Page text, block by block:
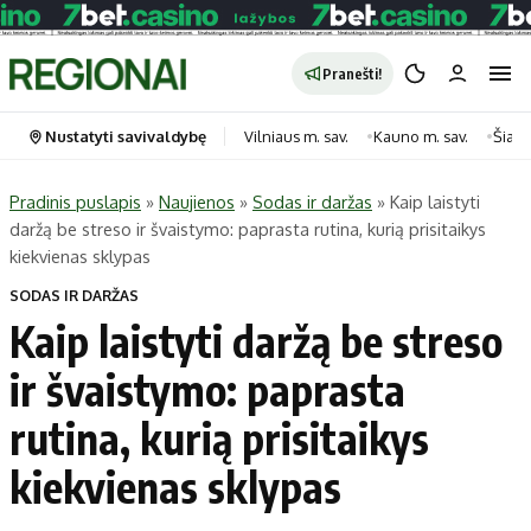
Pranešti!
Portalas
Naujausi
Regionai
Lietuva
Pasaulis
Politika
Kategorijos
Horoskopai
Laisvalaikis
Maistas
Sveikata
Technologijos
Nustatyti savivaldybę Vilniaus m. sav. Kauno m. sav.
Pradinis puslapis » Naujienos » Sodas ir daržas » Kaip laistyti
daržą be streso ir švaistymo: paprasta rutina, kurią prisitaikys
kiekvienas sklypas
SODAS IR DARŽAS
Kaip laistyti daržą be streso
ir švaistymo: paprasta
rutina, kurią prisitaikys
kiekvienas sklypas